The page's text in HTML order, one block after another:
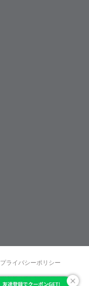
プライバシーポリシー